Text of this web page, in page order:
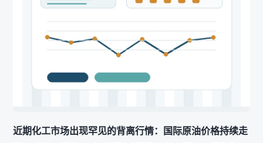
近期化工市场出现罕见的背离行情：国际原油价格持续走